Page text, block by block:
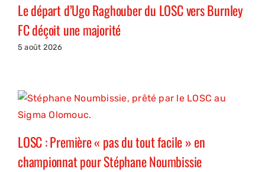
Le départ d’Ugo Raghouber du LOSC vers Burnley
FC déçoit une majorité
5 août 2026
LOSC : Première « pas du tout facile » en
championnat pour Stéphane Noumbissie